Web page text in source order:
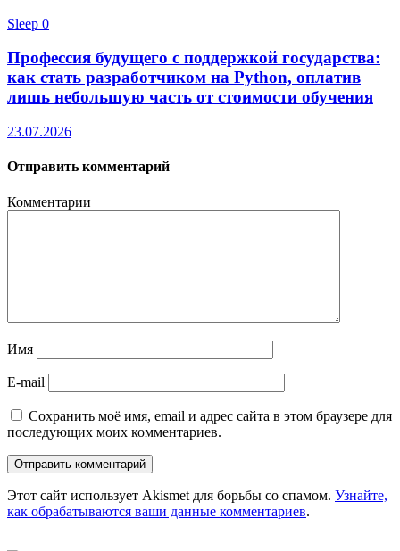
Sleep 0
Профессия будущего с поддержкой государства:
как стать разработчиком на Python, оплатив
лишь небольшую часть от стоимости обучения
23.07.2026
Отправить комментарий
Комментарии
Имя
E-mail
Сохранить моё имя, email и адрес сайта в этом браузере для
последующих моих комментариев.
Этот сайт использует Akismet для борьбы со спамом. Узнайте,
как обрабатываются ваши данные комментариев.